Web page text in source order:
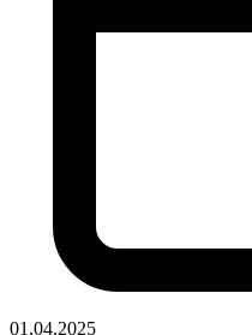
01.04.2025